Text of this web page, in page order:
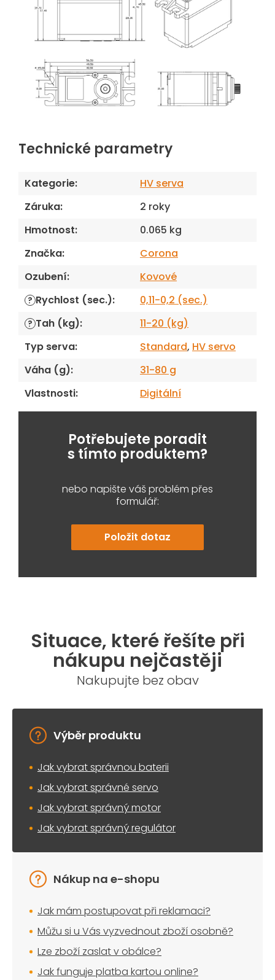
Technické parametry
Kategorie:
HV serva
Záruka:
2 roky
Hmotnost:
0.065 kg
Značka:
Corona
Ozubení: Kovové
? Rychlost (sec.): 0,11-0,2 (sec.)
? Tah (kg):
11-20 (kg)
Typ serva: Standard, HV servo
Váha (g):
31-80 g
Vlastnosti: Digitální
Potřebujete poradit
s tímto produktem?
nebo napište váš problém přes
formulář:
Položit dotaz
Situace, které řešíte při
nákupu nejčastěji
Nakupujte bez obav
Výběr produktu
Jak vybrat správnou baterii
Jak vybrat správné servo
Jak vybrat správný motor
Jak vybrat správný regulátor
Nákup na e-shopu
Jak mám postupovat při reklamaci?
Můžu si u Vás vyzvednout zboží osobně?
Lze zboží zaslat v obálce?
Jak funguje platba kartou online?